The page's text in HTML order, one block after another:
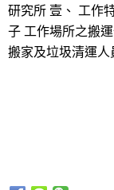
研究所 壹、 工作
子 工作場所之搬
搬家及垃圾清運人